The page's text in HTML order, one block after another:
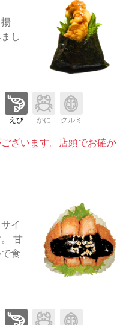
し
えび かに クルミ
ざいます。店頭でお確か
イ
甘
食